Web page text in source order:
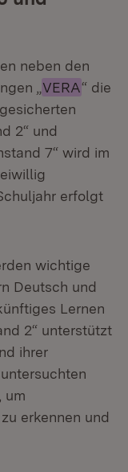
neben den
„ VERA“ die
2“ und
7“ wird im
erfolgt
wichtige
Deutsch und
Lernen
2“ unterstützt
ihrer
um
erkennen und